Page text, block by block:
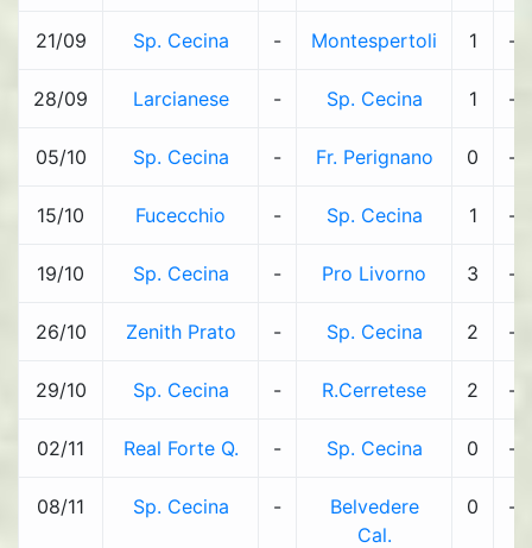
21/09 Sp. Cecina - Montespertoli 1 -
28/09 Larcianese - Sp. Cecina 1 -
05/10 Sp. Cecina - Fr. Perignano 0 -
15/10 Fucecchio - Sp. Cecina 1 -
19/10 Sp. Cecina - Pro Livorno 3 -
26/10 Zenith Prato - Sp. Cecina 2 -
29/10 Sp. Cecina - R.Cerretese 2 -
02/11 Real Forte Q. - Sp. Cecina 0 -
08/11 Sp. Cecina -
Belvedere
Cal.
0 -